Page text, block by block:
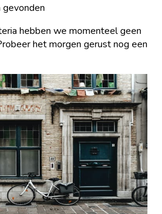
hebben we momenteel geen
het morgen gerust nog een